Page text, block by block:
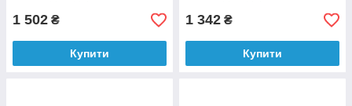
1 502 ₴
Купити
1 342 ₴
Купити